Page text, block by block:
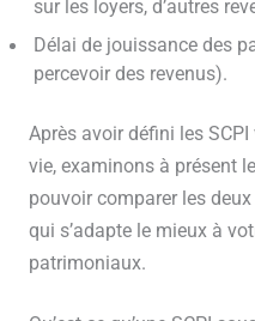
sur les loyers, d’autres
Délai de jouissance des
percevoir des revenus).
Après avoir défini les
vie, examinons à présent
pouvoir comparer les
qui s’adapte le mieux à
patrimoniaux.